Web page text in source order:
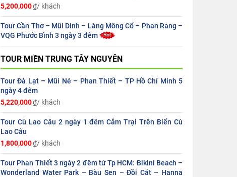
5,200,000₫/ khách
Tour Cần Thơ – Mũi Dinh – Làng Mông Cổ – Phan Rang –
VQG Phước Bình 3 ngày 3 đêm
TOUR MIỀN TRUNG TÂY NGUYÊN
Tour Đà Lạt – Mũi Né – Phan Thiết – TP Hồ Chí Minh 5
ngày 4 đêm
5,220,000₫/ khách
Tour Cù Lao Câu 2 ngày 1 đêm Cắm Trại Trên Biển Cù
Lao Câu
1,800,000₫/ khách
Tour Phan Thiết 3 ngày 2 đêm từ Tp HCM: Bikini Beach –
Wonderland Water Park – Bàu Sen – Đồi Cát – Hanna